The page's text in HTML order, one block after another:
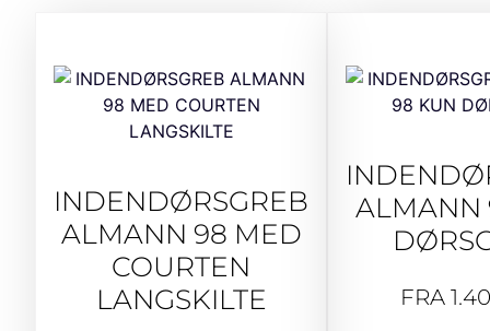
INDENDØRSGREB
ALMANN 98 MED
COURTEN
LANGSKILTE
ALMANN
FRA